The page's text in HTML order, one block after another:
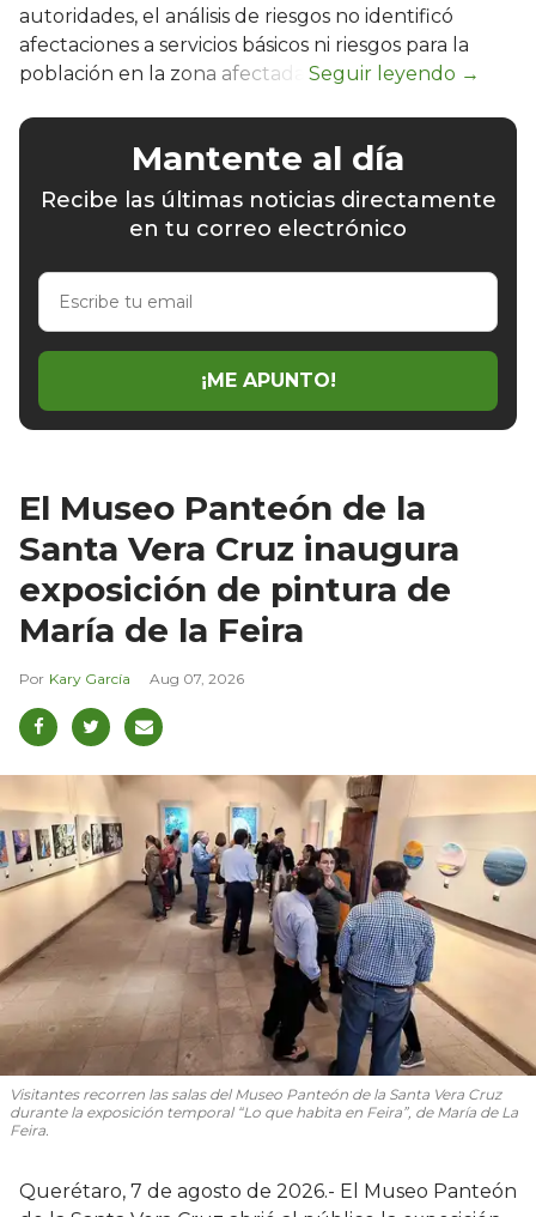
autoridades, el análisis de riesgos no identificó
afectaciones a servicios básicos ni riesgos para la
población en la zona afectada.
Mantente al día
Recibe las últimas noticias directamente
en tu correo electrónico
Escribe
email
¡ME APUNTO!
El Museo Panteón de la
Santa Vera Cruz inaugura
exposición de pintura de
María de la Feira
Kary García Aug 07, 2026
Visitantes recorren las salas del Museo Panteón de la Santa Vera Cruz
durante la exposición temporal “Lo que habita en Feira”, de María de La
Feira.
Querétaro, 7 de agosto de 2026.- El Museo Panteón